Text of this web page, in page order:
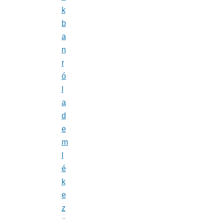
k
b
a
n
r
ó
a
d
e
m
é
k
e
z